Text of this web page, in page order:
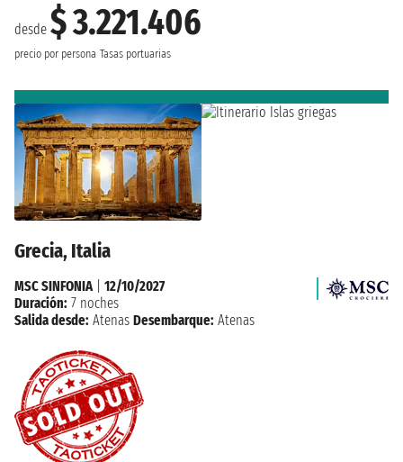
desde $ 3.221.406
precio por persona Tasas portuarias
Grecia, Italia
MSC SINFONIA
12/10/2027
Duración: 7 noches
Salida desde: Atenas Desembarque: Atenas